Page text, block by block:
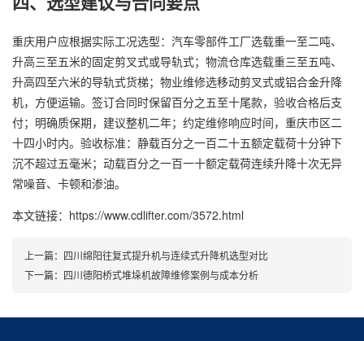
重庆用户应根据实际工况选型：汽车零部件工厂选载重一至二吨、
升高三至五米的固定剪叉式或导轨式；物流仓库选载重三至五吨、
升高四至六米的导轨式货梯；物业维修选移动剪叉式或铝合金升降
机，方便运输。签订合同时保留百分之五至十尾款，验收合格后支
付；明确质保期，建议整机二年；约定维修响应时间，重庆市区二
十四小时内。验收标准：静载百分之一百二十五额定载荷十分钟下
沉不超过五毫米；动载百分之一百一十额定载荷连续升降十次无异
常噪音、卡顿和渗油。
本文链接：https://www.cdlifter.com/3572.html
上一篇： 四川绵阳往复式提升机与连续式升降机选型对比
下一篇： 四川德阳桥式堆垛机故障维修案例与成本分析